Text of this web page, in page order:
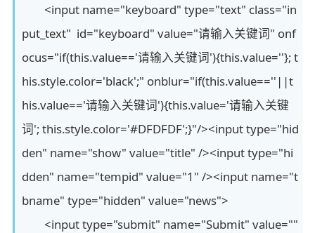
<input name="keyboard" type="text" class="in
put_text" id="keyboard" value="请输入关键词" onf
ocus="if(this.value=='请输入关键词'){this.value=''}; t
his.style.color='black';" onblur="if(this.value==''||t
his.value=='请输入关键词'){this.value='请输入关键
词'; this.style.color='#DFDFDF';}"/><input type="hid
den" name="show" value="title" /><input type="hi
dden" name="tempid" value="1" /><input name="t
bname" type="hidden" value="news">
<input type="submit" name="Submit" value=""